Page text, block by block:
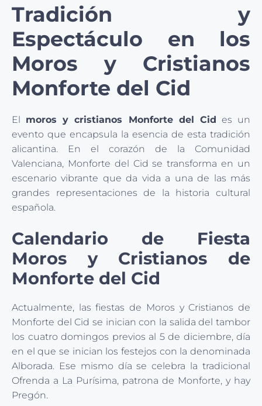
Tradición y
Espectáculo en los
Moros y Cristianos
Monforte del Cid
El moros y cristianos Monforte del Cid
es un
evento que encapsula la esencia de esta tradición
alicantina. En el corazón de la Comunidad
Valenciana, Monforte del Cid se transforma en un
escenario vibrante que da vida a una de las más
grandes representaciones de la historia cultural
española.
Calendario de Fiesta
Moros y Cristianos de
Monforte del Cid
Actualmente, las fiestas de Moros y Cristianos de
Monforte del Cid se inician con la salida del tambor
los cuatro domingos previos al 5 de diciembre, día
en el que se inician los festejos con la denominada
Alborada. Ese mismo día se celebra la tradicional
Ofrenda a La Purísima, patrona de Monforte, y hay
Pregón.